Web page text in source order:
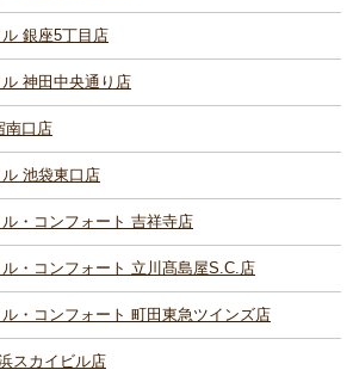
銀座5丁目店
神田中央通り店
南口店
池袋東口店
・コンフォート 吉祥寺店
・コンフォート 立川髙島屋S.C.店
・コンフォート 町田東急ツインズ店
スカイビル店